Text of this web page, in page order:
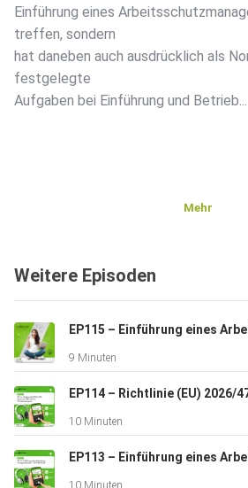
Einführung eines
treffen, sondern
hat daneben auch ausdrücklich als
festgelegte
Aufgaben bei Einführung und Betrieb...
Mehr
Weitere Episoden
9 Minuten
10 Minuten
10 Minuten